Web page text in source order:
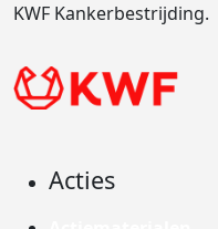
KWF Kankerbestrijding.
Acties